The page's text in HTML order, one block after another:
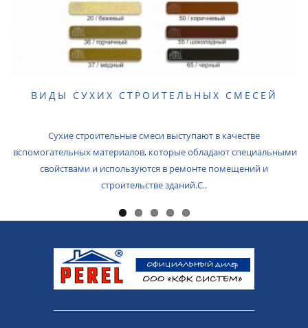
ВИДЫ СУХИХ СТРОИТЕЛЬНЫХ СМЕСЕЙ
Сухие строительные смеси выступают в качестве
вспомогательных материалов, которые обладают специальными
свойствами и используются в ремонте помещений и
строительстве зданий.С..